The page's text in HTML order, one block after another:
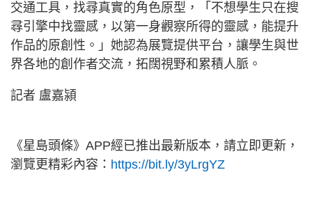
交通工具，找尋真實的角色原型，「不想學生只在搜
尋引擎中找靈感，以第一身觀察所得的靈感，能提升
作品的原創性。」她認為展覽提供平台，讓學生與世
界各地的創作者交流，拓闊視野和累積人脈。
記者 盧嘉潁
《星島頭條》APP經已推出最新版本，請立即更新，
瀏覽更精彩內容： https://bit.ly/3yLrgYZ